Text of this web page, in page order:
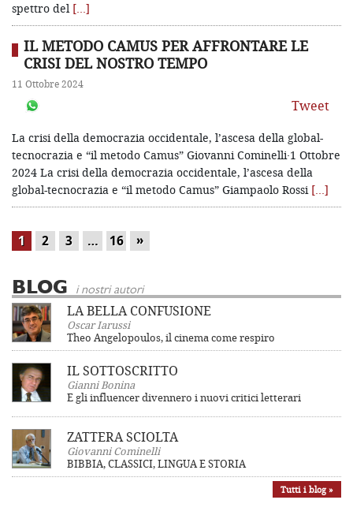
spettro del […]
IL METODO CAMUS PER AFFRONTARE LE
CRISI DEL NOSTRO TEMPO
11 Ottobre 2024
Tweet
La crisi della democrazia occidentale, l’ascesa della global-
tecnocrazia e “il metodo Camus” Giovanni Cominelli·1 Ottobre
2024 La crisi della democrazia occidentale, l’ascesa della
global-tecnocrazia e “il metodo Camus” Giampaolo Rossi […]
1 2 3 … 16 »
BLOG i nostri autori
LA BELLA CONFUSIONE
Oscar Iarussi
Theo Angelopoulos, il cinema come respiro
IL SOTTOSCRITTO
Gianni Bonina
E gli influencer divennero i nuovi critici letterari
ZATTERA SCIOLTA
Giovanni Cominelli
BIBBIA, CLASSICI, LINGUA E STORIA
Tutti i blog »